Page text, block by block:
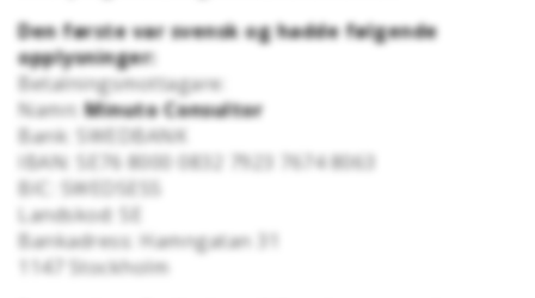
Den første var svensk og hadde følgende
opplysninger:
Betalningsmottagare:
Namn:Minuto Consultor
Bank: SWEDBANK
IBAN: SE76 8000 0832 7923 7674 8063
BIC: SWEDSESS
Landskod: SE
Bankadress: Hamngatan 31
1147 Stockholm